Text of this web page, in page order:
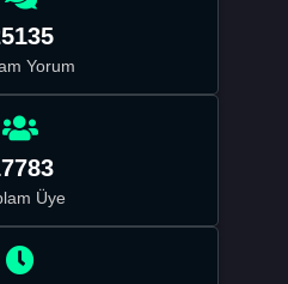
Yorum
Üye